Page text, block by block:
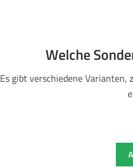
Welche
Es gibt verschiedene Varianten,